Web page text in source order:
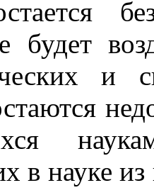
будет
и
в науке